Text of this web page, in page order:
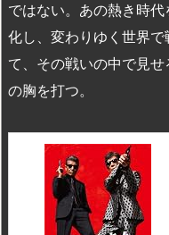
ではない。あの熱き時
化し、変わりゆく世界
て、その戦いの中で見
の胸を打つ。